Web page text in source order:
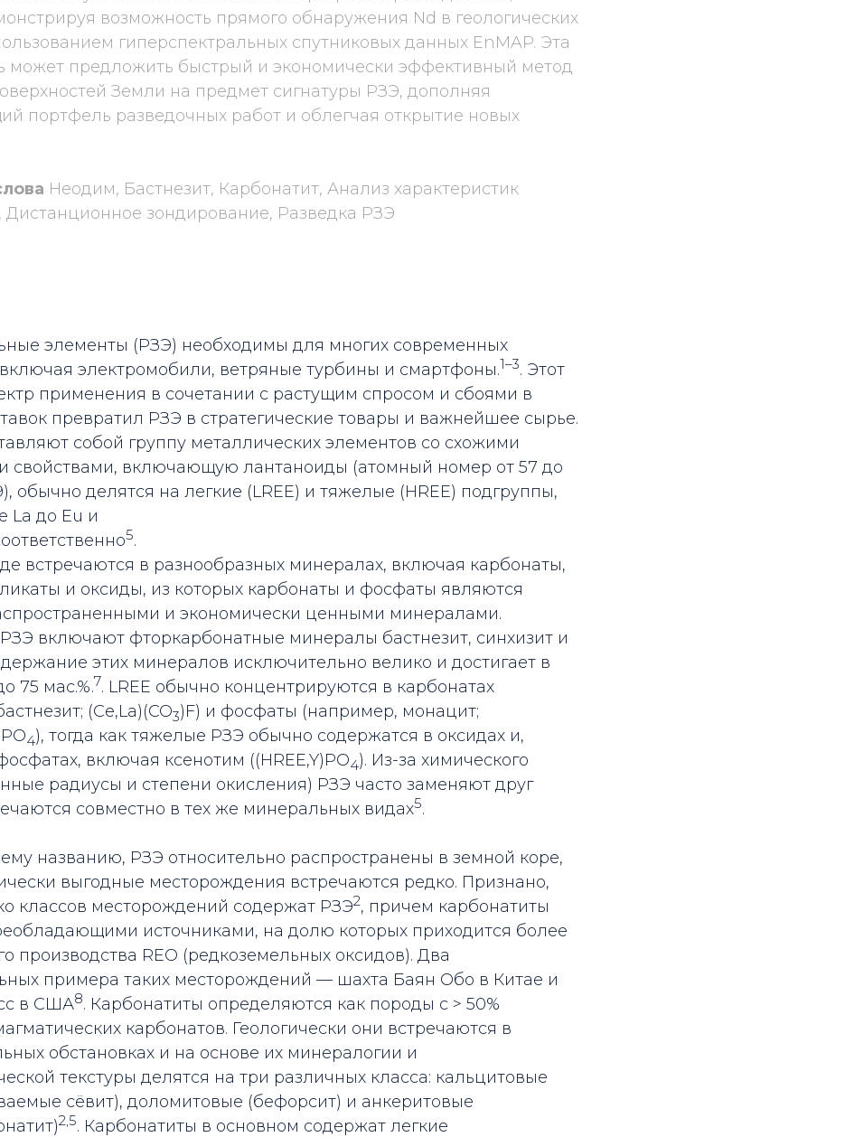
возможность прямого обнаружения Nd в геологических
гиперспектральных спутниковых данных EnMAP. Эта
может предложить быстрый и экономически эффективный метод
Земли на предмет сигнатуры РЗЭ, дополняя
портфель разведочных работ и облегчая открытие новых
Неодим, Бастнезит, Карбонатит, Анализ характеристик
Дистанционное зондирование, Разведка РЗЭ
элементы (РЗЭ) необходимы для многих современных
включая электромобили, ветряные турбины и смартфоны.­1–3. Этот
применения в сочетании с растущим спросом и сбоями в
превратил РЗЭ в стратегические товары и важнейшее сырье.­
собой группу металлических элементов со схожими
свойствами, включающую лантаноиды (атомный номер от 57 до
обычно делятся на легкие (LREE) и тяжелые (HREE) подгруппы,
La до Eu и
5.
встречаются в разнообразных минералах, включая карбонаты,
и оксиды, из которых карбонаты и фосфаты являются
и экономически ценными минералами.­
включают фторкарбонатные минералы бастнезит, синхизит и
этих минералов исключительно велико и достигает в
75 мас.%.­7. LREE обычно концентрируются в карбонатах
(Ce,La)(CO3)F) и фосфаты (например, монацит;
4), тогда как тяжелые РЗЭ обычно содержатся в оксидах и,
включая ксенотим ((HREE,Y)PO4). Из-за химического
радиусы и степени окисления) РЗЭ часто заменяют друг
совместно в тех же минеральных видах5.
названию, РЗЭ относительно распространены в земной коре,
выгодные месторождения встречаются редко. Признано,
классов месторождений содержат РЗЭ­2, причем карбонатиты
источниками, на долю которых приходится более
производства REO (редкоземельных оксидов). Два
примера таких месторождений — шахта Баян Обо в Китае и
в США­8. Карбонатиты определяются как породы с > 50%
карбонатов. Геологически они встречаются в
обстановках и на основе их минералогии и
текстуры делятся на три различных класса: кальцитовые
сёвит), доломитовые (бефорсит) и анкеритовые
2,5. Карбонатиты в основном содержат легкие